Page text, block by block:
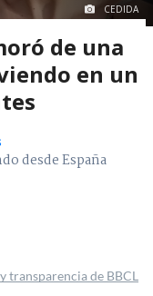
CEDIDA
de una
en un
desde España
transparencia de BBCL